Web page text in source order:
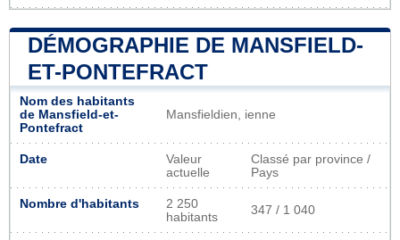
DÉMOGRAPHIE DE MANSFIELD-
ET-PONTEFRACT
Nom des habitants
de Mansfield-et-
Pontefract
Mansfieldien, ienne
Date
Valeur
actuelle
Classé par province /
Pays
Nombre d'habitants
2 250
habitants
347 / 1 040